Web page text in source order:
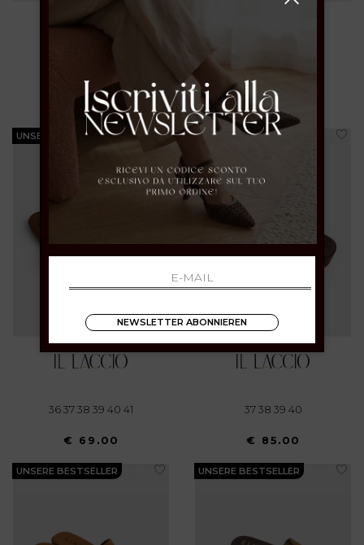
€ 69.00 € 69.00
UNSERE BESTSELLER
36 37 38 39 40 41
€ 69.00
UNSERE BESTSELLER
37 38 39 40
€ 85.00
UNSERE BESTSELLER UNSERE BESTSELLER
NEWSLETTER ABONNIEREN